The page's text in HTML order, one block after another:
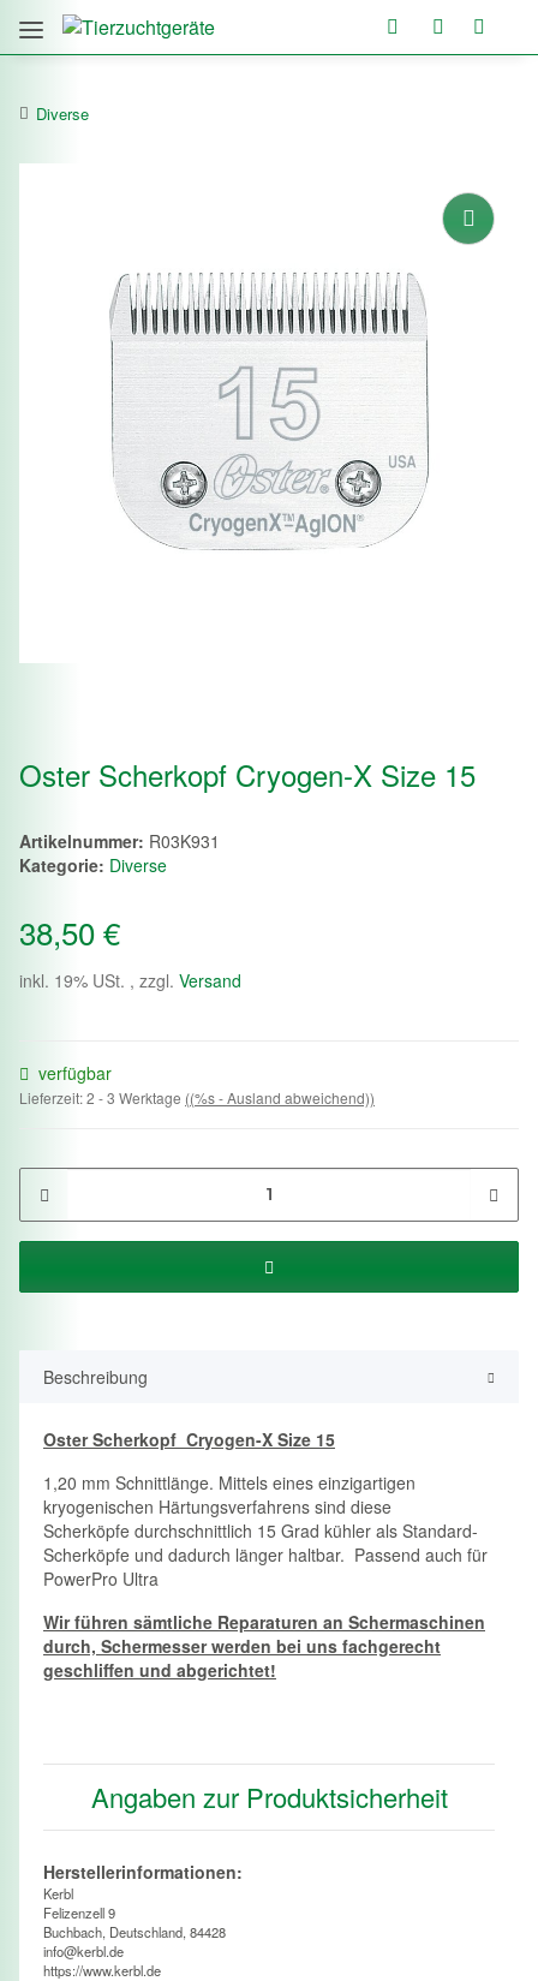
Diverse
Oster Scherkopf Cryogen-X Size 15
Artikelnummer: R03K931
Kategorie: Diverse
38,50 €
inkl. 19% USt. , zzgl. Versand
verfügbar
Lieferzeit:2 - 3 Werktage ((%s - Ausland abweichend))
Beschreibung
Oster Scherkopf Cryogen-X Size 15
1,20 mm Schnittlänge. Mittels eines einzigartigen
kryogenischen Härtungsverfahrens sind diese
Scherköpfe durchschnittlich 15 Grad kühler als Standard-
Scherköpfe und dadurch länger haltbar. Passend auch für
PowerPro Ultra
Wir führen sämtliche Reparaturen an Schermaschinen
durch, Schermesser werden bei uns fachgerecht
geschliffen und abgerichtet!
Angaben zur Produktsicherheit
Herstellerinformationen:
Kerbl
Felizenzell 9
Buchbach, Deutschland, 84428
info@kerbl.de
https://www.kerbl.de